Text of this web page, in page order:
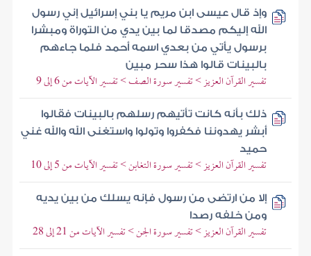
وإذ قال عيسى ابن مريم يا بني إسرائيل إني رسول
الله إليكم مصدقا لما بين يدي من التوراة ومبشرا
برسول يأتي من بعدي اسمه أحمد فلما جاءهم
بالبينات قالوا هذا سحر مبين
تفسير القرآن العزيز > تفسير سورة الصف > تفسير الآيات من 6 إلى 9
ذلك بأنه كانت تأتيهم رسلهم بالبينات فقالوا
أبشر يهدوننا فكفروا وتولوا واستغنى الله والله غني
حميد
تفسير القرآن العزيز > تفسير سورة التغابن > تفسير الآيات من 5 إلى 10
إلا من ارتضى من رسول فإنه يسلك من بين يديه
ومن خلفه رصدا
تفسير القرآن العزيز > تفسير سورة الجن > تفسير الآيات من 21 إلى 28